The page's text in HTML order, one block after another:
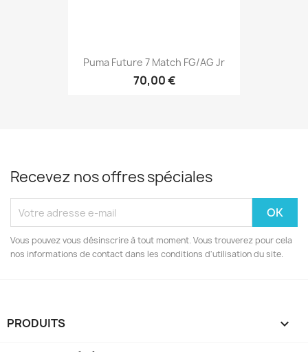
Puma Future 7 Match FG/AG Jr
70,00 €
Recevez nos offres spéciales
Vous pouvez vous désinscrire à tout moment. Vous trouverez pour cela
nos informations de contact dans les conditions d'utilisation du site.
PRODUITS 